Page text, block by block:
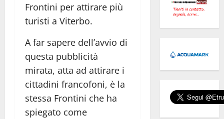
Frontini per attirare più
turisti a Viterbo.
A far sapere dell’avvio di
questa pubblicità
mirata, atta ad attirare i
cittadini francofoni, è la
stessa Frontini che ha
spiegato come